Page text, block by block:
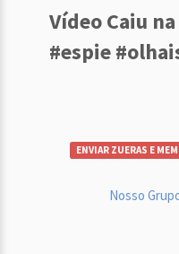
Vídeo Caiu
#espie
ENVIAR ZUERAS E
Nosso